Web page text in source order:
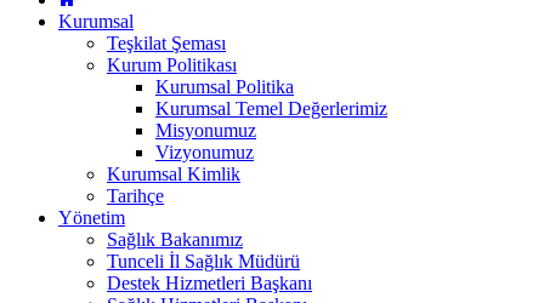
Kurumsal
Teşkilat Şeması
Kurum Politikası
Kurumsal Politika
Kurumsal Temel Değerlerimiz
Misyonumuz
Vizyonumuz
Kurumsal Kimlik
Tarihçe
Yönetim
Sağlık Bakanımız
Tunceli İl Sağlık Müdürü
Destek Hizmetleri Başkanı